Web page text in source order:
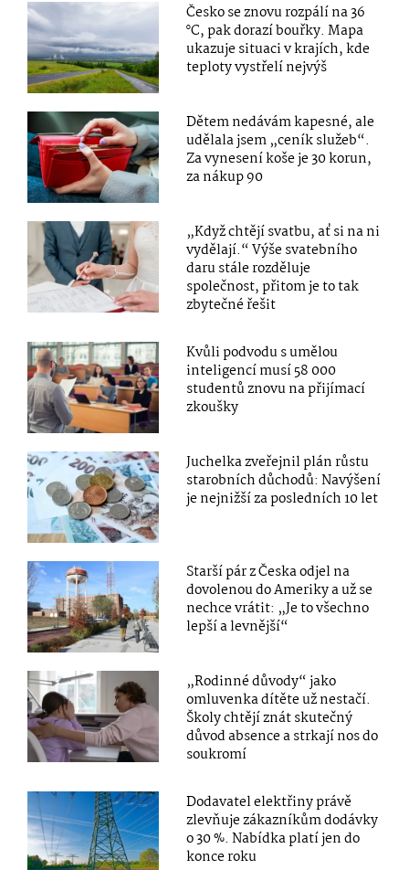
Česko se znovu rozpálí na 36
°C, pak dorazí bouřky. Mapa
ukazuje situaci v krajích, kde
teploty vystřelí nejvýš
Dětem nedávám kapesné, ale
udělala jsem „ceník služeb“.
Za vynesení koše je 30 korun,
za nákup 90
„Když chtějí svatbu, ať si na ni
vydělají.“ Výše svatebního
daru stále rozděluje
společnost, přitom je to tak
zbytečné řešit
Kvůli podvodu s umělou
inteligencí musí 58 000
studentů znovu na přijímací
zkoušky
Juchelka zveřejnil plán růstu
starobních důchodů: Navýšení
je nejnižší za posledních 10 let
Starší pár z Česka odjel na
dovolenou do Ameriky a už se
nechce vrátit: „Je to všechno
lepší a levnější“
„Rodinné důvody“ jako
omluvenka dítěte už nestačí.
Školy chtějí znát skutečný
důvod absence a strkají nos do
soukromí
Dodavatel elektřiny právě
zlevňuje zákazníkům dodávky
o 30 %. Nabídka platí jen do
konce roku